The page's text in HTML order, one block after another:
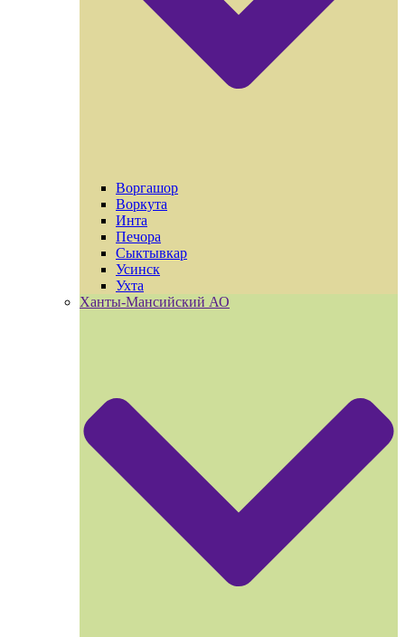
Воргашор
Воркута
Инта
Печора
Сыктывкар
Усинск
Ухта
Ханты-Мансийский АО